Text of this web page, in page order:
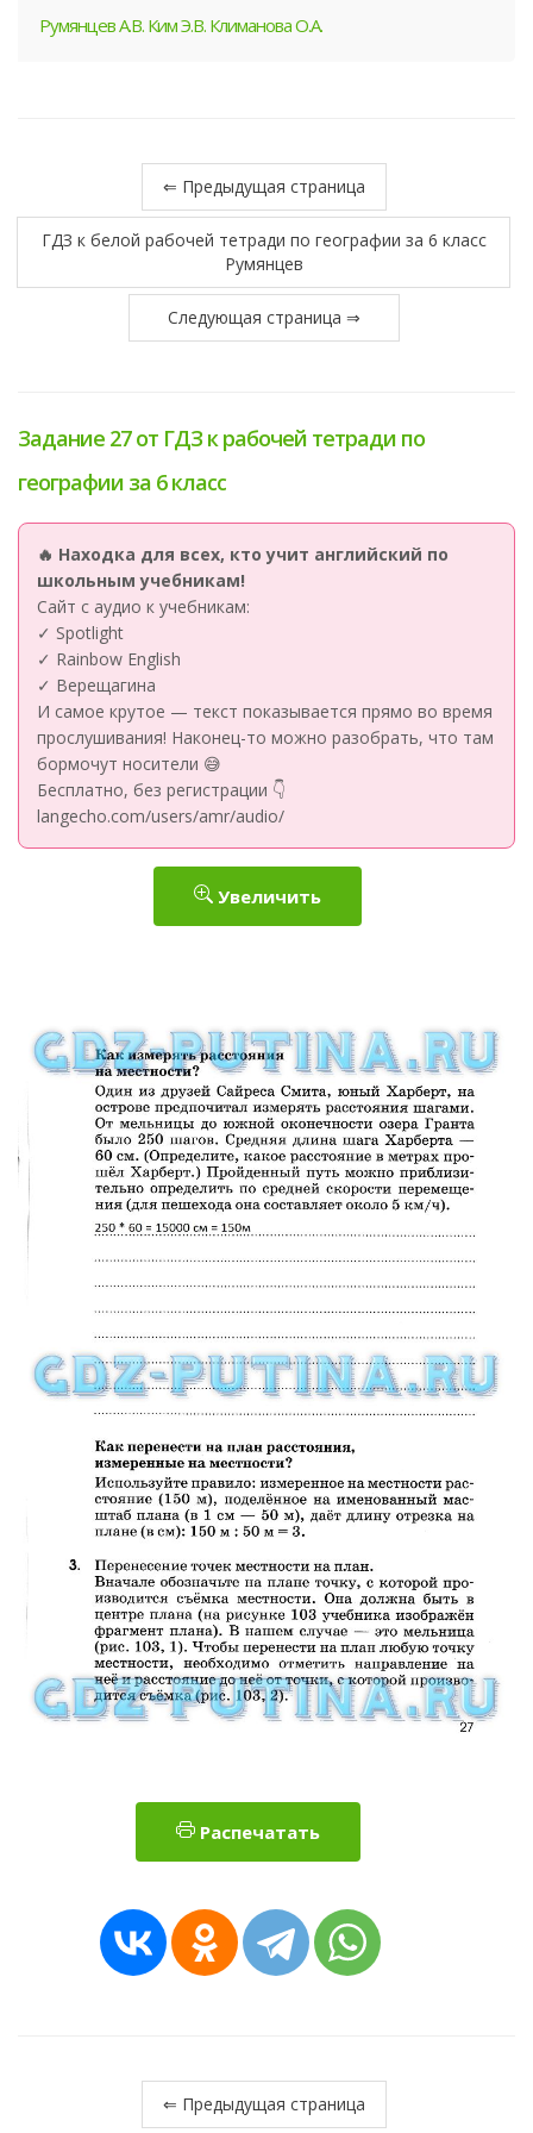
Румянцев А.В. Ким Э.В. Климанова О.А.
⇐ Предыдущая страница
ГДЗ к белой рабочей тетради по географии за 6 класс
Румянцев
Следующая страница ⇒
Задание 27 от ГДЗ к рабочей тетради по
географии за 6 класс
🔥 Находка для всех, кто учит английский по
школьным учебникам!
Сайт с аудио к учебникам:
✓ Spotlight
✓ Rainbow English
✓ Верещагина
И самое крутое — текст показывается прямо во время
прослушивания! Наконец-то можно разобрать, что там
бормочут носители 😅
Бесплатно, без регистрации 👇
langecho.com/users/amr/audio/
Увеличить
Распечатать
⇐ Предыдущая страница